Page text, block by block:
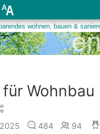
Wohnbau
484 94